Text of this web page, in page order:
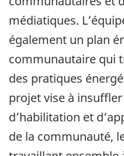
médiatiques.
également un plan
communautaire qui
des pratiques
projet vise à
d’habilitation et
de la communauté,